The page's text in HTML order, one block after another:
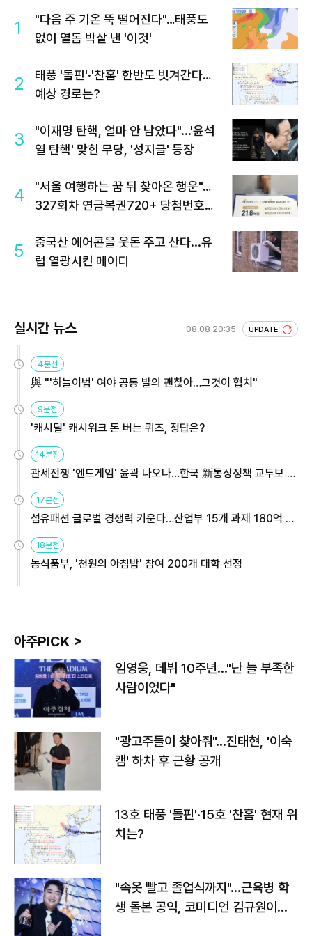
1
"다음 주 기온 뚝 떨어진다"…태풍도
없이 열돔 박살 낸 '이것'
2
태풍 '돌핀'·'찬홈' 한반도 빗겨간다…
예상 경로는?
3
"이재명 탄핵, 얼마 안 남았다"...'윤석
열 탄핵' 맞힌 무당, '성지글' 등장
4
"서울 여행하는 꿈 뒤 찾아온 행운"…
327회차 연금복권720+ 당첨번호조
5
중국산 에어콘을 웃돈 주고 산다...유
럽 열광시킨 메이디
실시간 뉴스 08.08 20:35 UPDATE
4분전
與 "'하늘이법' 여야 공동 발의 괜찮아…그것이 협치"
9분전
'캐시딜' 캐시워크 돈 버는 퀴즈, 정답은?
14분전
관세전쟁 '엔드게임' 윤곽 나오나…한국 新통상정책 교두보 활
17분전
섬유패션 글로벌 경쟁력 키운다…산업부 15개 과제 180억 지
18분전
농식품부, '천원의 아침밥' 참여 200개 대학 선정
아주PICK >
임영웅, 데뷔 10주년…"난 늘 부족한
사람이었다"
"광고주들이 찾아줘"…진태현, '이숙
캠' 하차 후 근황 공개
13호 태풍 '돌핀'·15호 '찬홈' 현재 위
치는?
"속옷 빨고 졸업식까지"…근육병 학
생 돌본 공익, 코미디언 김규원이었